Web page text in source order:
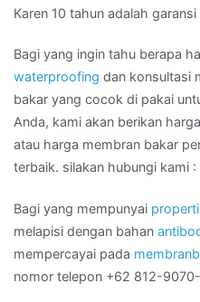
Karen 10 tahun adalah
Bagi yang ingin tahu berapa
waterproofing dan konsultasi
bakar yang cocok di pakai
Anda, kami akan berikan
atau harga membran bakar
terbaik. silakan hubungi kami
Bagi yang mempunyai properti
melapisi dengan bahan
mempercayai pada
nomor telepon +62 812-